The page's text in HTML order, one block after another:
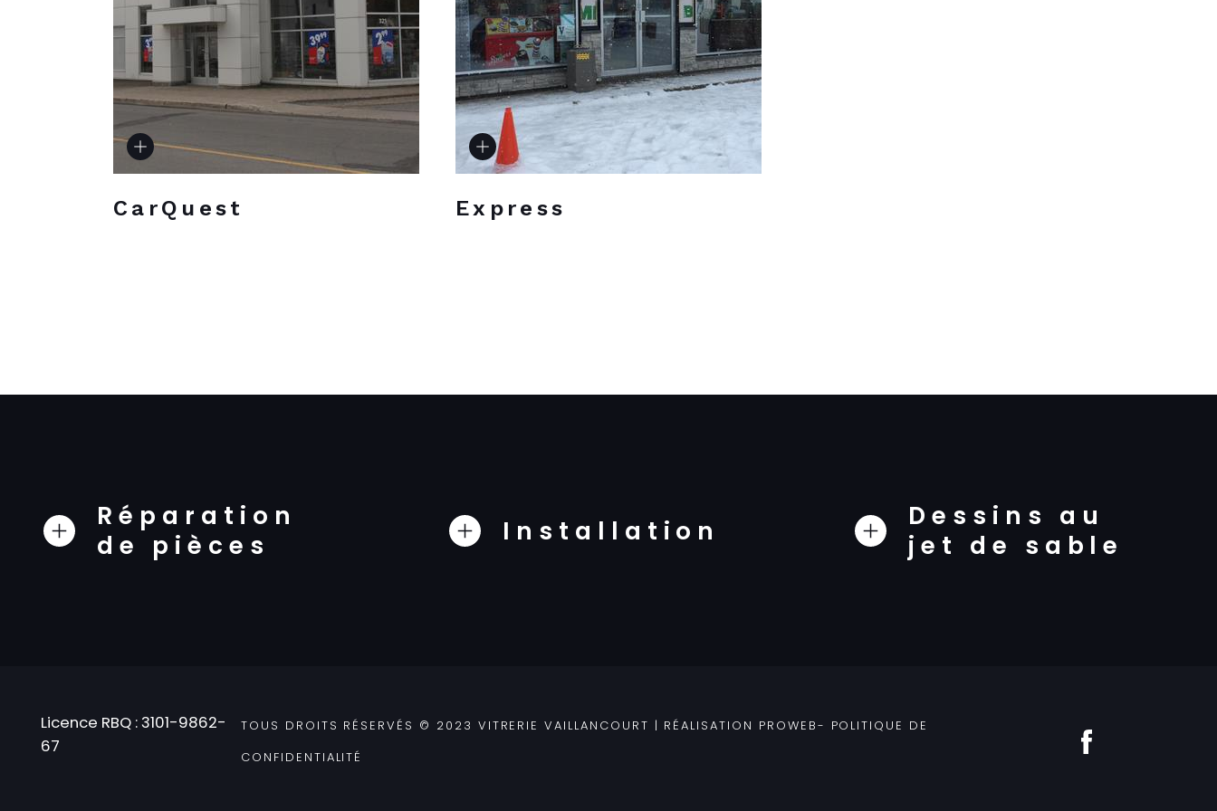
CarQuest Express
Réparation
de pièces
Installation
Dessins au
jet de sable
Licence RBQ : 3101-9862-
67
TOUS DROITS RÉSERVÉS © 2023 VITRERIE VAILLANCOURT | RÉALISATION PROWEB- POLITIQUE DE
CONFIDENTIALITÉ